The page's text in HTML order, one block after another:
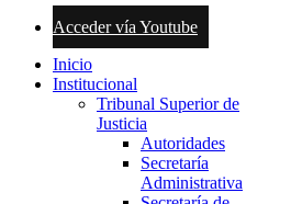
Acceder vía Youtube
Inicio
Institucional
Tribunal Superior de
Justicia
Autoridades
Secretaría
Administrativa